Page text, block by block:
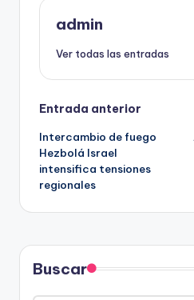
admin
Ver todas las entradas
Navegación
de
entradas
Entrada anterior
Intercambio de fuego
Hezbolá Israel
intensifica tensiones
regionales
Buscar